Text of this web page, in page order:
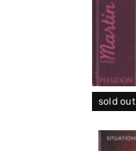
sold out